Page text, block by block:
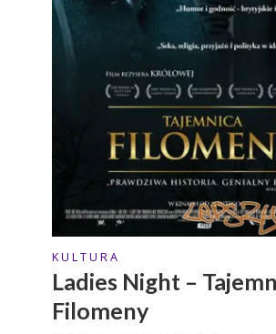
K U L T U R A
Ladies Night –
Filomeny